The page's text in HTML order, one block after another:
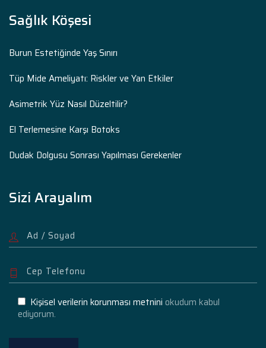
Sağlık Köşesi
Burun Estetiğinde Yaş Sınırı
Tüp Mide Ameliyatı: Riskler ve Yan Etkiler
Asimetrik Yüz Nasıl Düzeltilir?
El Terlemesine Karşı Botoks
Dudak Dolgusu Sonrası Yapılması Gerekenler
Sizi Arayalım
Kişisel verilerin korunması metnini okudum kabul
ediyorum.